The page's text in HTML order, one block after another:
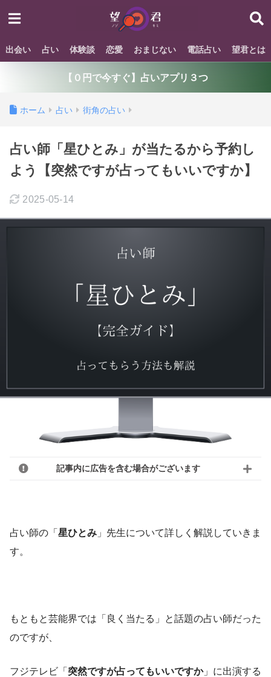
出会い 占い 体験談 恋愛 おまじない 電話占い 望君とは
【０円で今すぐ】占いアプリ３つ
ホーム 占い 街角の占い
占い師「星ひとみ」が当たるから予約し
よう【突然ですが占ってもいいですか】
2025-05-14
記事内に広告を含む場合がございます
占い師の「星ひとみ 」先生について詳しく解説していきま
す。
もともと芸能界では「良く当たる」と話題の占い師だった
のですが、
フジテレビ「突然ですが占ってもいいですか」に出演する